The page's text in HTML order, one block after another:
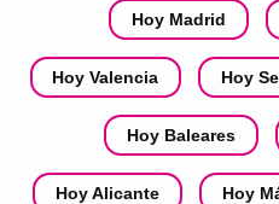
Hoy Madrid
Hoy Valencia Hoy
Hoy Baleares
Hoy Alicante Hoy